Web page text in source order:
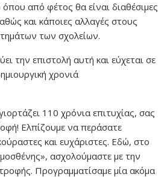
όπου από φέτος θα είναι διαθέσιμες
και κάποιες αλλαγές στους
των σχολείων.
την επιστολή αυτή και εύχεται σε
χρονιά
110 χρόνια επιτυχίας, σας
Ελπίζουμε να περάσατε
και ευχάριστες. Εδώ, στο
ασχολούμαστε με την
Προγραμματίσαμε μία ακόμα